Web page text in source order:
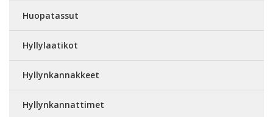
Huopatassut
Hyllylaatikot
Hyllynkannakkeet
Hyllynkannattimet